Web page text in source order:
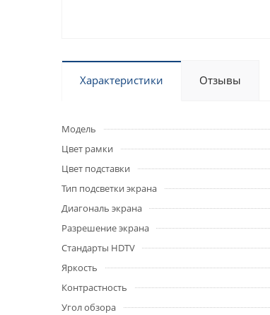
Характеристики Отзывы
Модель
Цвет рамки
Цвет подставки
Тип подсветки экрана
Диагональ экрана
Разрешение экрана
Стандарты HDTV
Яркость
Контрастность
Угол обзора